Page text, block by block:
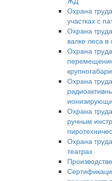
Охрана
участках с
Охрана
валке леса
Охрана
Охрана
Охрана
ручным
Охрана
театрах